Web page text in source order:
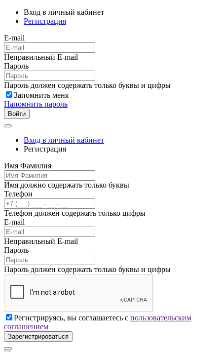
Вход в личный кабинет
Регистрация
E-mail
Неправильный E-mail
Пароль
Пароль должен содержать только буквы и цифры
Запомнить меня
Напомнить пароль
Войти
Вход в личный кабинет
Регистрация
Имя Фамилия
Имя должно содержать только буквы
Телефон
Телефон должен содержать только цифры
E-mail
Неправильный E-mail
Пароль
Пароль должен содержать только буквы и цифры
Регистрируясь, вы соглашаетесь с пользовательским
соглашением
Зарегистрироваться